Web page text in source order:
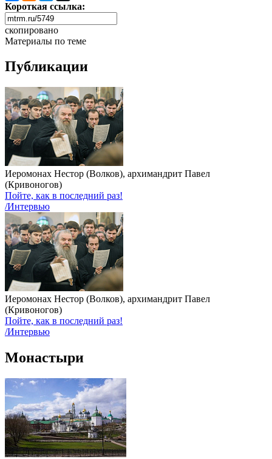
Короткая ссылка:
скопировано
Материалы по теме
Публикации
Иеромонах Нестор (Волков), архимандрит Павел
(Кривоногов)
Пойте, как в последний раз!
/Интервью
Иеромонах Нестор (Волков), архимандрит Павел
(Кривоногов)
Пойте, как в последний раз!
/Интервью
Монастыри